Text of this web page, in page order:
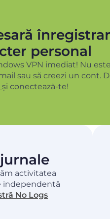
personal
VPN imediat! Nu
sau să creezi un cont.
și conectează-te!
activitatea
independentă
No Logs